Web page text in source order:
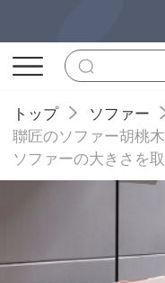
トップ
ソファー
聯匠のソファー胡桃
ソファーの大きさを